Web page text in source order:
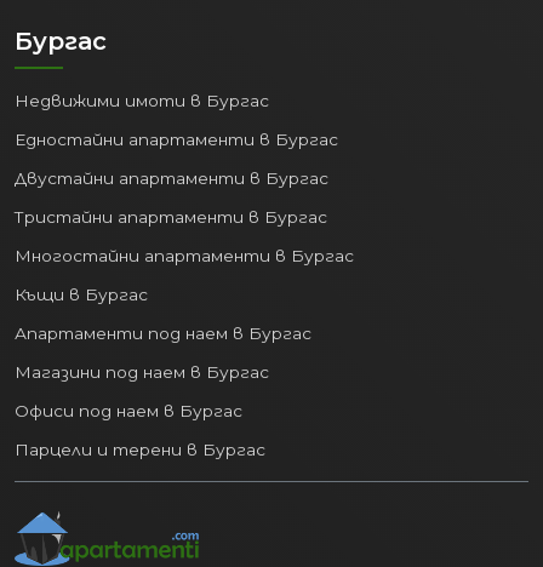
Бургас
Недвижими имоти в Бургас
Едностайни апартаменти в Бургас
Двустайни апартаменти в Бургас
Тристайни апартаменти в Бургас
Многостайни апартаменти в Бургас
Къщи в Бургас
Апартаменти под наем в Бургас
Магазини под наем в Бургас
Офиси под наем в Бургас
Парцели и терени в Бургас